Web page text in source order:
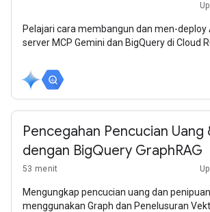
Pelajari cara membangun dan men-deploy
server MCP Gemini dan BigQuery di Cloud
Pencegahan Pencucian Uang
dengan BigQuery GraphRAG
53 menit
Mengungkap pencucian uang dan
menggunakan Graph dan Penelusuran